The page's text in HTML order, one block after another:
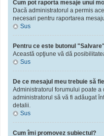
Cum pot raporta mesaje unui
Dacă administratorul a permis
necesari pentru raportarea
Sus
Pentru ce este butonul
Această opţiune vă dă
Sus
De ce mesajul meu trebuie să
Administratorul forumului poate
administratorul să vă fi adăugat
detalii.
Sus
Cum îmi promovez subiectul?